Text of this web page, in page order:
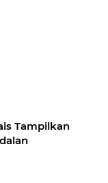
Tampilkan